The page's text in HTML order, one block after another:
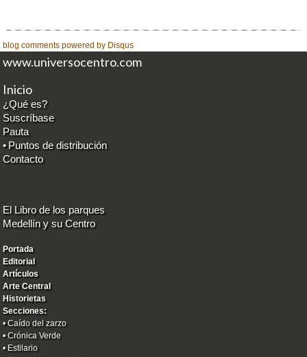
blog comments powered by Disqus
www.universocentro.com
Inicio
¿Qué es?
Suscríbase
Pauta
• Puntos de distribución
Contacto
El Libro de los parques
Medellín y su Centro
Portada
Editorial
Artículos
Arte Central
Historietas
Secciones:
•Caído del zarzo
•Crónica Verde
•Estilario